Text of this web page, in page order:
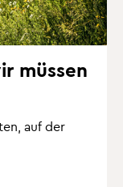
müs­sen
auf der